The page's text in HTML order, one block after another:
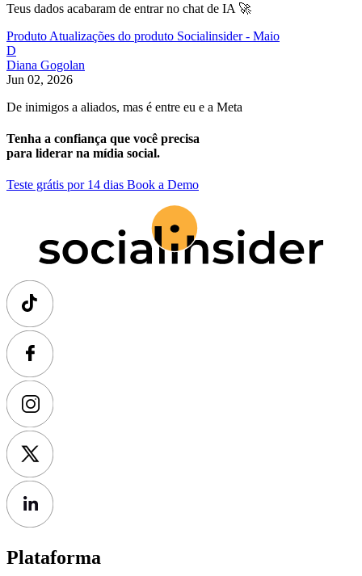
Teus dados acabaram de entrar no chat de IA 🚀
Produto Atualizações do produto Socialinsider - Maio
D
Diana Gogolan
Jun 02, 2026
De inimigos a aliados, mas é entre eu e a Meta
Tenha a confiança que você precisa
para liderar na mídia social.
Teste grátis por 14 dias Book a Demo
Plataforma